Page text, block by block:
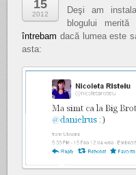
15
2012 Deşi am
blogului
întrebam dacă lumea este
asta: